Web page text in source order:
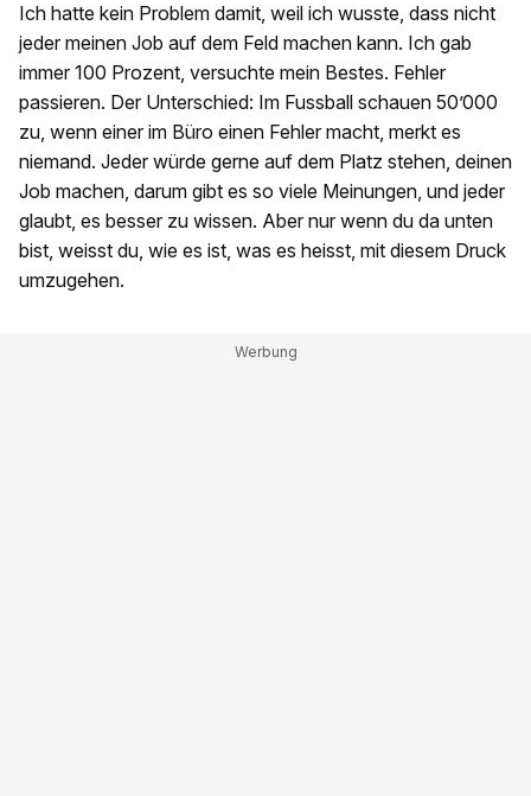
Ich hatte kein Problem damit, weil ich wusste, dass nicht
jeder meinen Job auf dem Feld machen kann. Ich gab
immer 100 Prozent, versuchte mein Bestes. Fehler
passieren. Der Unterschied: Im Fussball schauen 50’000
zu, wenn einer im Büro einen Fehler macht, merkt es
niemand. Jeder würde gerne auf dem Platz stehen, deinen
Job machen, darum gibt es so viele Meinungen, und jeder
glaubt, es besser zu wissen. Aber nur wenn du da unten
bist, weisst du, wie es ist, was es heisst, mit diesem Druck
umzugehen.